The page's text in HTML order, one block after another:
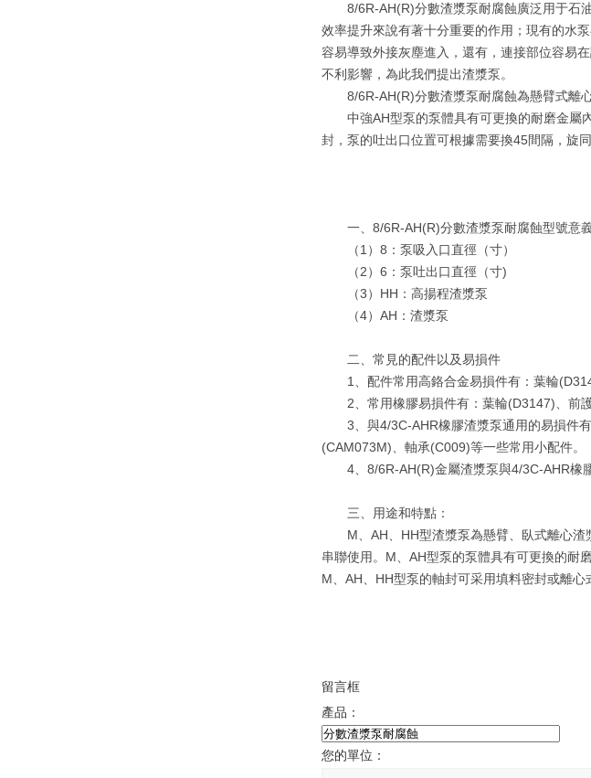
8/6R-AH(R)分數渣漿泵耐腐蝕廣泛用于石油
效率提升來說有著十分重要的作用；現有的水
容易導致外接灰塵進入，還有，連接部位容易
不利影響，為此我們提出渣漿泵。
8/6R-AH(R)分數渣漿泵耐腐蝕為懸臂式離心
中強AH型泵的泵體具有可更換的耐磨金屬內
封，泵的吐出口位置可根據需要換45間隔，旋
一、8/6R-AH(R)分數渣漿泵耐腐蝕型號意義
（1）8：泵吸入口直徑（寸）
（2）6：泵吐出口直徑（寸)
（3）HH：高揚程渣漿泵
（4）AH：渣漿泵
二、常見的配件以及易損件
1、配件常用高鉻合金易損件有：葉輪
2、常用橡膠易損件有：葉輪(D3147)、前護
3、與4/3C-AHR橡膠渣漿泵通用的易損件有
(CAM073M)、軸承(C009)等一些常用小配件。
4、8/6R-AH(R)金屬渣漿泵與4/3C-AHR橡膠
三、用途和特點：
M、AH、HH型渣漿泵為懸臂、臥式離心渣
串聯使用。M、AH型泵的泵體具有可更換的耐
M、AH、HH型泵的軸封可采用填料密封或離心
留言框
產品：
您的單位：